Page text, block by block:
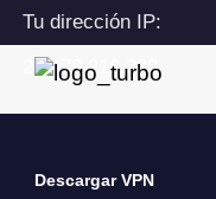
Tu dirección IP:
216.73.216.228
Descargar VPN